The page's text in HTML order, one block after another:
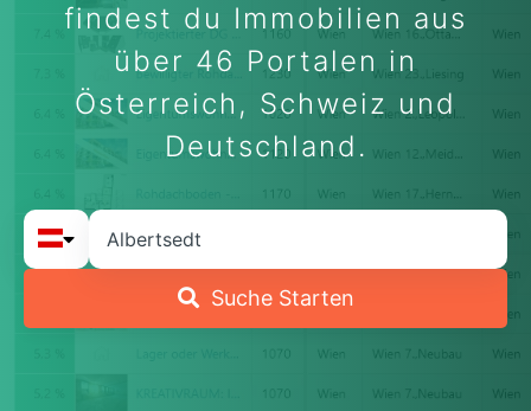
findest du Immobilien aus
über 46 Portalen in
Österreich, Schweiz und
Deutschland.
Suche Starten